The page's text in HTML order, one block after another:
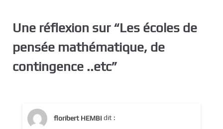
Une réflexion sur “Les écoles de
pensée mathématique, de
contingence ..etc”
floribert HEMBI dit :